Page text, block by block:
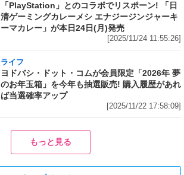
「PlayStation」とのコラボでリスポーン! 「日
清ゲーミングカレーメシ エナジージンジャーキ
ーマカレー」が本日24日(月)発売
[2025/11/24 11:55:26]
ライフ
ヨドバシ・ドット・コムが会員限定「2026年 夢
のお年玉箱」を今年も抽選販売! 購入履歴があれ
ば当選確率アップ
[2025/11/22 17:58:09]
もっと見る